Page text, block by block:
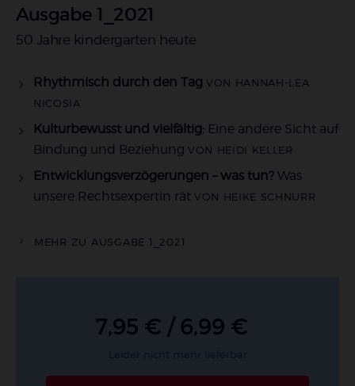
Ausgabe 1_2021
:
50 Jahre kindergarten heute
Rhythmisch durch den Tag VON HANNAH-LEA
NICOSIA
Kulturbewusst und vielfältig:Eine andere Sicht auf
Bindung und Beziehung VON HEIDI KELLER
Entwicklungsverzögerungen – was tun?Was
unsere Rechtsexpertin rät VON HEIKE SCHNURR
MEHR ZU AUSGABE 1_2021
7,95 € / 6,99 €
Leider nicht mehr lieferbar